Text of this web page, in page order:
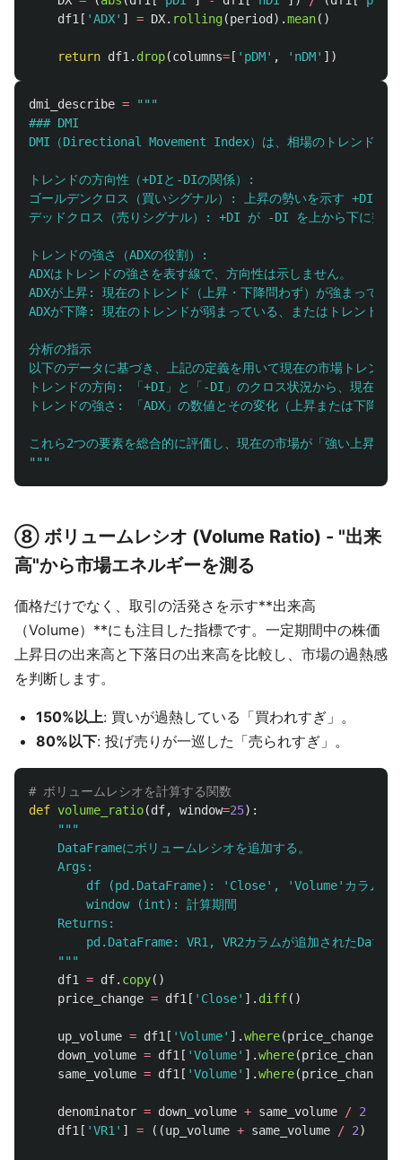
df1 [ 'ADX' ] = DX. rolling(period ).mean()
return df1 . drop(columns= [ ' pDM' , ' nDM' ])
dmi_describe =
"""
### DMI
DMI（Directional Movement Index）は、相場のトレンドの方
トレンドの方向性（+DIと-DIの関係）:
ゴールデンクロス（買いシグナル）: 上昇の勢いを示す +DI が
デッドクロス（売りシグナル）: +DI が -DI を上から下に突き
トレンドの強さ（ADXの役割）:
ADXはトレンドの強さを表す線で、方向性は示しません。
ADXが上昇: 現在のトレンド（上昇・下降問わず）が強まってい
ADXが下降: 現在のトレンドが弱まっている、またはトレンドレ
分析の指示
以下のデータに基づき、上記の定義を用いて現在の市場トレンド
トレンドの方向: 「+DI」と「-DI」のクロス状況から、現在の
トレンドの強さ: 「ADX」の数値とその変化（上昇または下降
"""
⑧ ボリュームレシオ (Volume Ratio) - "出来
高"から市場エネルギーを測る
価格だけでなく、取引の活発さを示す**出来高
（Volume）**にも注目した指標です。一定期間中の株価
上昇日の出来高と下落日の出来高を比較し、市場の過熱感
を判断します。
150%以上: 買いが過熱している「買われすぎ」。
80%以下: 投げ売りが一巡した「売られすぎ」。
def volume_ratio(df, window=25):
"""
    DataFrameにボリュームレシオを追加する。
    Args:
        df (pd.DataFrame):
' Close' , 'Volume' カラムを
        window (int): 計算期間
    Returns:
pd.DataFrame: VR1, VR2カラムが追加された
"""
df1
= df. copy()
price_change = df1 [ ' Close' ]. diff()
up_volume = df1 [ 'Volume' ].where(price_change
down_volume = df1 [ 'Volume' ].where(price_change
same_volume = df1 [ 'Volume' ].where(price_change
denominator = down_volume + same_volume / 2
df1 [ 'VR1 ' ] = ((up_volume + same_volume / 2)